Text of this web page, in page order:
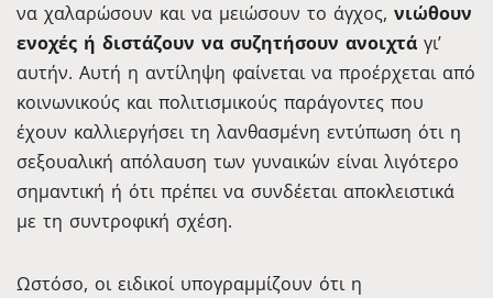
να χαλαρώσουν και να μειώσουν το άγχος, νιώθουν
ενοχές ή διστάζουν να συζητήσουν ανοιχτά γι’
αυτήν. Αυτή η αντίληψη φαίνεται να προέρχεται από
κοινωνικούς και πολιτισμικούς παράγοντες που
έχουν καλλιεργήσει τη λανθασμένη εντύπωση ότι η
σεξουαλική απόλαυση των γυναικών είναι λιγότερο
σημαντική ή ότι πρέπει να συνδέεται αποκλειστικά
με τη συντροφική σχέση.
Ωστόσο, οι ειδικοί υπογραμμίζουν ότι η